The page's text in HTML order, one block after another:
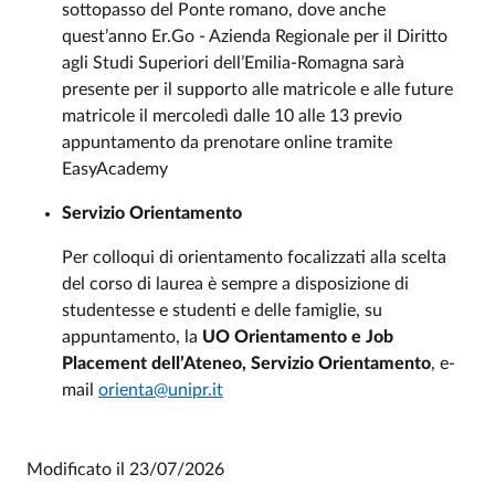
sottopasso del Ponte romano, dove anche
quest’anno Er.Go - Azienda Regionale per il Diritto
agli Studi Superiori dell’Emilia-Romagna sarà
presente per il supporto alle matricole e alle future
matricole il mercoledì dalle 10 alle 13 previo
appuntamento da prenotare online tramite
EasyAcademy
Servizio Orientamento
Per colloqui di orientamento focalizzati alla scelta
del corso di laurea è sempre a disposizione di
studentesse e studenti e delle famiglie, su
appuntamento, la UO Orientamento e Job
Placement dell’Ateneo, Servizio Orientamento, e-
mail orienta@unipr.it
Modificato il 23/07/2026